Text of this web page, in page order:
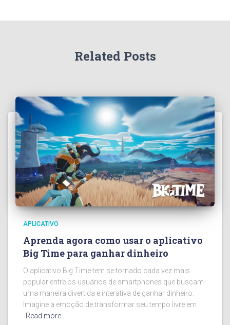
Related Posts
APLICATIVO
Aprenda agora como usar o aplicativo
Big Time para ganhar dinheiro
O aplicativo Big Time tem se tornado cada vez mais
popular entre os usuários de smartphones que buscam
uma maneira divertida e interativa de ganhar dinheiro.
Imagine a emoção de transformar seu tempo livre em
Read more…